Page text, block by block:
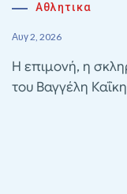
Αθλητικα
Αυγ 2, 2026
Η επιμονή, η
του Βαγγέλη Καΐκη